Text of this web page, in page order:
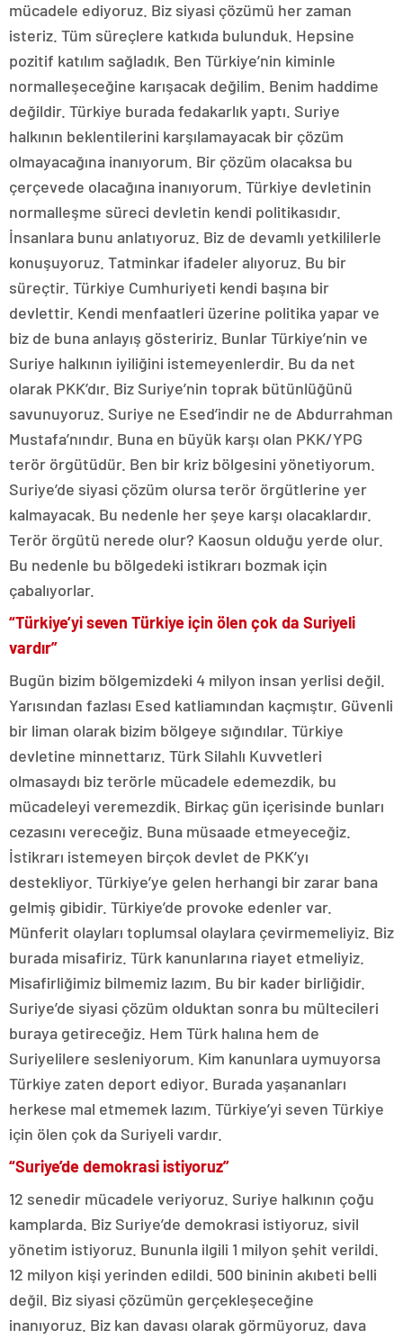
mücadele ediyoruz. Biz siyasi çözümü her zaman
isteriz. Tüm süreçlere katkıda bulunduk. Hepsine
pozitif katılım sağladık. Ben Türkiye’nin kiminle
normalleşeceğine karışacak değilim. Benim haddime
değildir. Türkiye burada fedakarlık yaptı. Suriye
halkının beklentilerini karşılamayacak bir çözüm
olmayacağına inanıyorum. Bir çözüm olacaksa bu
çerçevede olacağına inanıyorum. Türkiye devletinin
normalleşme süreci devletin kendi politikasıdır.
İnsanlara bunu anlatıyoruz. Biz de devamlı yetkililerle
konuşuyoruz. Tatminkar ifadeler alıyoruz. Bu bir
süreçtir. Türkiye Cumhuriyeti kendi başına bir
devlettir. Kendi menfaatleri üzerine politika yapar ve
biz de buna anlayış gösteririz. Bunlar Türkiye’nin ve
Suriye halkının iyiliğini istemeyenlerdir. Bu da net
olarak PKK’dır. Biz Suriye’nin toprak bütünlüğünü
savunuyoruz. Suriye ne Esed’indir ne de Abdurrahman
Mustafa’nındır. Buna en büyük karşı olan PKK/YPG
terör örgütüdür. Ben bir kriz bölgesini yönetiyorum.
Suriye’de siyasi çözüm olursa terör örgütlerine yer
kalmayacak. Bu nedenle her şeye karşı olacaklardır.
Terör örgütü nerede olur? Kaosun olduğu yerde olur.
Bu nedenle bu bölgedeki istikrarı bozmak için
çabalıyorlar.
“Türkiye’yi seven Türkiye için ölen çok da Suriyeli
vardır”
Bugün bizim bölgemizdeki 4 milyon insan yerlisi değil.
Yarısından fazlası Esed katliamından kaçmıştır. Güvenli
bir liman olarak bizim bölgeye sığındılar. Türkiye
devletine minnettarız. Türk Silahlı Kuvvetleri
olmasaydı biz terörle mücadele edemezdik, bu
mücadeleyi veremezdik. Birkaç gün içerisinde bunları
cezasını vereceğiz. Buna müsaade etmeyeceğiz.
İstikrarı istemeyen birçok devlet de PKK’yı
destekliyor. Türkiye’ye gelen herhangi bir zarar bana
gelmiş gibidir. Türkiye’de provoke edenler var.
Münferit olayları toplumsal olaylara çevirmemeliyiz. Biz
burada misafiriz. Türk kanunlarına riayet etmeliyiz.
Misafirliğimiz bilmemiz lazım. Bu bir kader birliğidir.
Suriye’de siyasi çözüm olduktan sonra bu mültecileri
buraya getireceğiz. Hem Türk halına hem de
Suriyelilere sesleniyorum. Kim kanunlara uymuyorsa
Türkiye zaten deport ediyor. Burada yaşananları
herkese mal etmemek lazım. Türkiye’yi seven Türkiye
için ölen çok da Suriyeli vardır.
“Suriye’de demokrasi istiyoruz”
12 senedir mücadele veriyoruz. Suriye halkının çoğu
kamplarda. Biz Suriye’de demokrasi istiyoruz, sivil
yönetim istiyoruz. Bununla ilgili 1 milyon şehit verildi.
12 milyon kişi yerinden edildi. 500 bininin akıbeti belli
değil. Biz siyasi çözümün gerçekleşeceğine
inanıyoruz. Biz kan davası olarak görmüyoruz, dava